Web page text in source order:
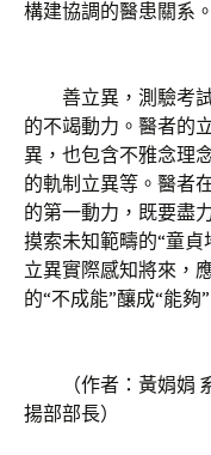
構建協調的醫患關系。
善立異，測驗考試
的不竭動力。醫者的
異，也包含不雅念理
的軌制立異等。醫者
的第一動力，既要盡
摸索未知範疇的“童
立異實際感知將來，
的“不成能”釀成“能夠”
（作者：黃娟娟 系
揚部部長）